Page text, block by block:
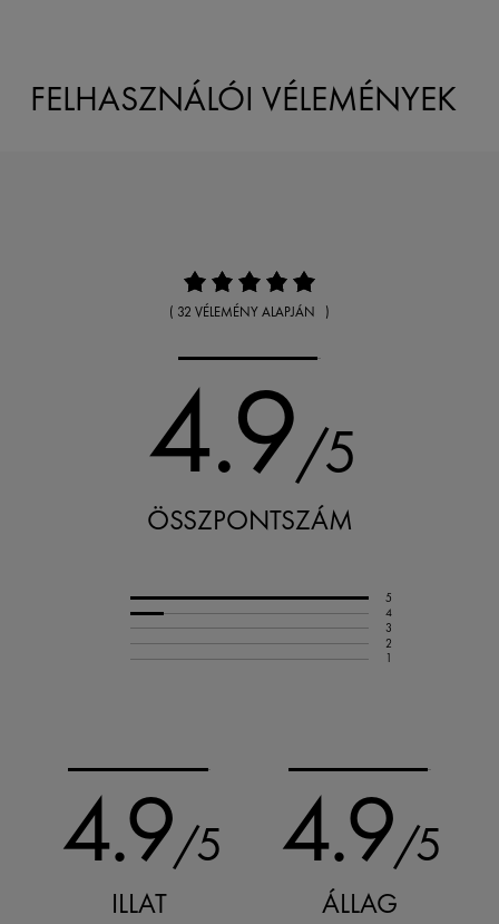
FELHASZNÁLÓI VÉLEMÉNYEK
( 32 VÉLEMÉNY ALAPJÁN )
4.9/5
ÖSSZPONTSZÁM
5
4
3
2
1
4.9/5
ILLAT
4.9/5
ÁLLAG